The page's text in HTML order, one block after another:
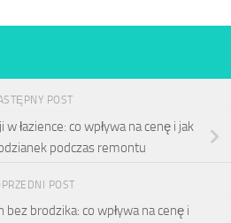
POST
łazience: co wpływa na cenę i jak
podczas remontu
POST
brodzika: co wpływa na cenę i